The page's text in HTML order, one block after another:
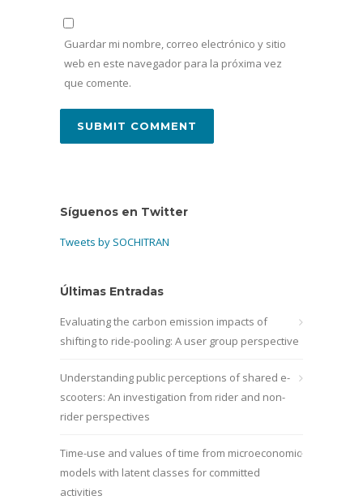
Guardar mi nombre, correo electrónico y sitio
web en este navegador para la próxima vez
que comente.
Síguenos en Twitter
Tweets by SOCHITRAN
Últimas Entradas
Evaluating the carbon emission impacts of
shifting to ride-pooling: A user group perspective
Understanding public perceptions of shared e-
scooters: An investigation from rider and non-
rider perspectives
Time-use and values of time from microeconomic
models with latent classes for committed
activities